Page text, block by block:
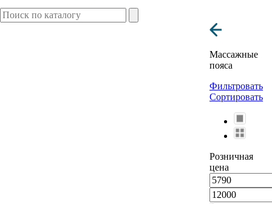
Массажные
пояса
Фильтровать
Сортировать
Розничная
цена